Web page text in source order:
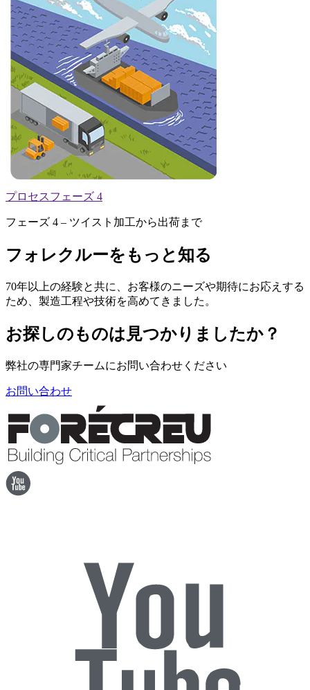
プロセスフェーズ 4
フェーズ 4 – ツイスト加工から出荷まで
フォレクルーをもっと知る
70年以上の経験と共に、お客様のニーズや期待にお応えする
ため、製造工程や技術を高めてきました。
お探しのものは見つかりましたか？
弊社の専門家チームにお問い合わせください
お問い合わせ